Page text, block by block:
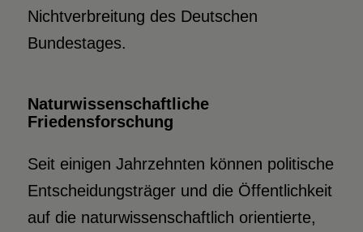
Nichtverbreitung des Deutschen
Bundestages.
Naturwissenschaftliche
Friedensforschung
Seit einigen Jahrzehnten können politische
Entscheidungsträger und die Öffentlichkeit
auf die naturwissenschaftlich orientierte,